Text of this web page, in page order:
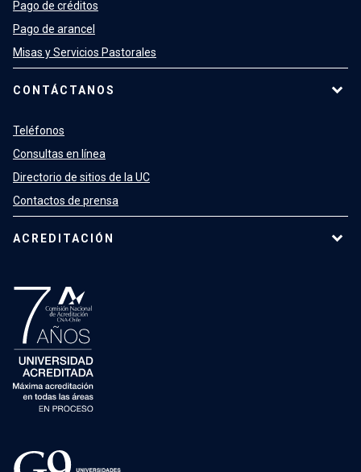
Pago de créditos
Pago de arancel
Misas y Servicios Pastorales
CONTÁCTANOS
Teléfonos
Consultas en línea
Directorio de sitios de la UC
Contactos de prensa
ACREDITACIÓN